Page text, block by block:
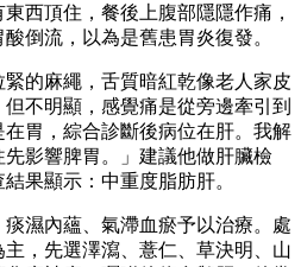
西頂住，餐後上腹部隱隱作痛，
倒流，以為是舊患胃炎復發。
的麻繩，舌質暗紅乾像老人家皮
不明顯，感覺痛是從旁邊牽引到
胃，綜合診斷後病位在肝。我解
影響脾胃。」建議他做肝臟檢
果顯示：中重度脂肪肝。
濕內蘊、氣滯血瘀予以治療。處
，先選澤瀉、薏仁、草決明、山